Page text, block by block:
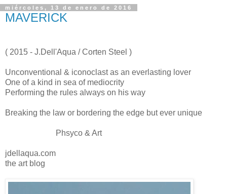
miércoles, 13 de enero de 2016
MAVERICK
( 2015 - J.Dell'Aqua / Corten Steel )
Unconventional & iconoclast as an everlasting lover
One of a kind in sea of mediocrity
Performing the rules always on his way
Breaking the law or bordering the edge but ever unique
Phsyco & Art
jdellaqua.com
the art blog